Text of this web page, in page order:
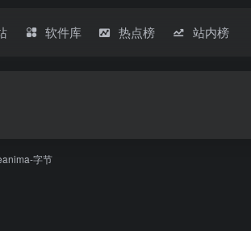
软件库 热点榜 站内榜
字节